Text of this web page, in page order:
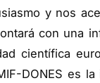
y nos
con una
científica
DONES es